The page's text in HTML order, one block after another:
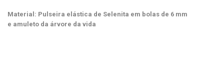
Material: Pulseira elástica de Selenita em bolas de 6 mm
e amuleto da árvore da vida